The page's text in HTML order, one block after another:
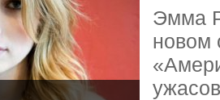
Эмма
новом